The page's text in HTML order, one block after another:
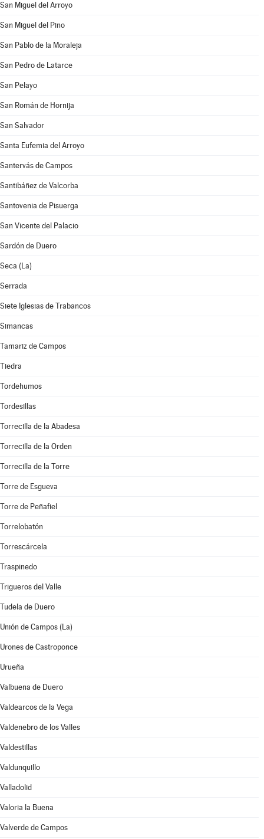
San Miguel del Arroyo
San Miguel del Pino
San Pablo de la Moraleja
San Pedro de Latarce
San Pelayo
San Román de Hornija
San Salvador
Santa Eufemia del Arroyo
Santervás de Campos
Santibáñez de Valcorba
Santovenia de Pisuerga
San Vicente del Palacio
Sardón de Duero
Seca (La)
Serrada
Siete Iglesias de Trabancos
Simancas
Tamariz de Campos
Tiedra
Tordehumos
Tordesillas
Torrecilla de la Abadesa
Torrecilla de la Orden
Torrecilla de la Torre
Torre de Esgueva
Torre de Peñafiel
Torrelobatón
Torrescárcela
Traspinedo
Trigueros del Valle
Tudela de Duero
Unión de Campos (La)
Urones de Castroponce
Urueña
Valbuena de Duero
Valdearcos de la Vega
Valdenebro de los Valles
Valdestillas
Valdunquillo
Valladolid
Valoria la Buena
Valverde de Campos